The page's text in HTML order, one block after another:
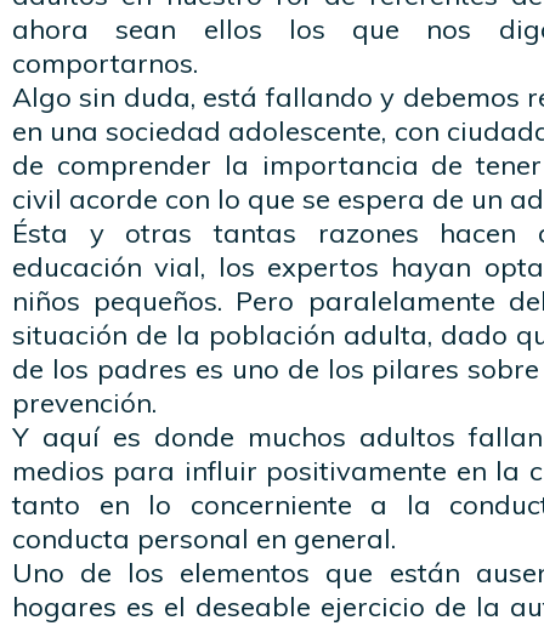
ahora sean ellos los que nos
comportarnos.
Algo sin duda, está fallando y debemos
en una sociedad adolescente, con
de comprender la importancia de
civil acorde con lo que se espera de un
Ésta y otras tantas razones hacen
educación vial, los expertos hayan
niños pequeños. Pero paralelamente
situación de la población adulta, dado
de los padres es uno de los pilares
prevención.
Y aquí es donde muchos adultos
medios para influir positivamente en la
tanto en lo concerniente a la
conducta personal en general.
Uno de los elementos que están
hogares es el deseable ejercicio de la